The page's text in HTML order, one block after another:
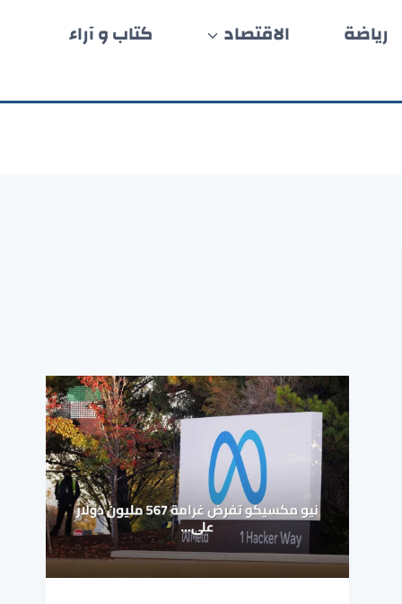
رياضة الاقتصاد
كتاب و آراء